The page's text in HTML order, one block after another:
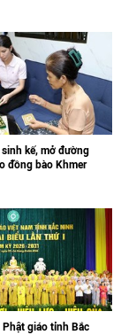
kế, mở đường
đồng bào Khmer
giáo tỉnh Bắc